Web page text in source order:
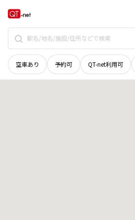
空車あり 予約可 QT-net利用可
北海道